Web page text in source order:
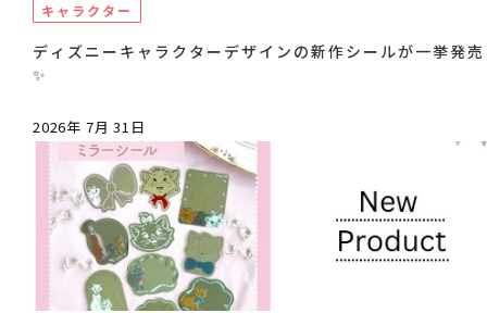
キャラクター
ディズニーキャラクターデザインの新作シールが一挙発売
✨
2026年 7月 31日